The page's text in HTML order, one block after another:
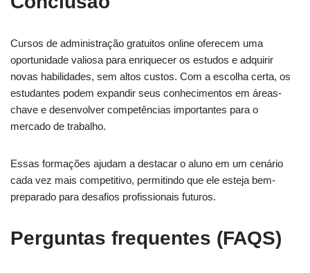
Cursos de administração gratuitos online oferecem uma
oportunidade valiosa para enriquecer os estudos e adquirir
novas habilidades, sem altos custos. Com a escolha certa, os
estudantes podem expandir seus conhecimentos em áreas-
chave e desenvolver competências importantes para o
mercado de trabalho.
Essas formações ajudam a destacar o aluno em um cenário
cada vez mais competitivo, permitindo que ele esteja bem-
preparado para desafios profissionais futuros.
Perguntas frequentes (FAQS)